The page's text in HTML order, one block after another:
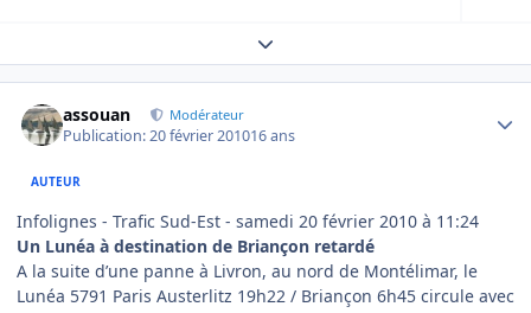
Expand topic overview
assouan Modérateur
Publication:20 février 201016 ans
AUTEUR
Infolignes - Trafic Sud-Est - samedi 20 février 2010 à 11:24
Un Lunéa à destination de Briançon retardé
A la suite d’une panne à Livron, au nord de Montélimar, le
Lunéa 5791 Paris Austerlitz 19h22 / Briançon 6h45 circule avec